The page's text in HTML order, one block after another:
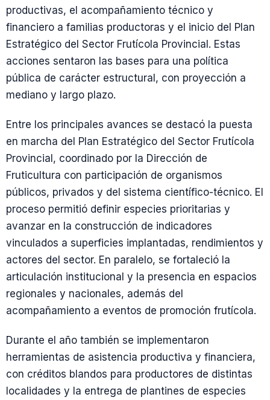
productivas, el acompañamiento técnico y
financiero a familias productoras y el inicio del Plan
Estratégico del Sector Frutícola Provincial. Estas
acciones sentaron las bases para una política
pública de carácter estructural, con proyección a
mediano y largo plazo.
Entre los principales avances se destacó la puesta
en marcha del Plan Estratégico del Sector Frutícola
Provincial, coordinado por la Dirección de
Fruticultura con participación de organismos
públicos, privados y del sistema científico-técnico. El
proceso permitió definir especies prioritarias y
avanzar en la construcción de indicadores
vinculados a superficies implantadas, rendimientos y
actores del sector. En paralelo, se fortaleció la
articulación institucional y la presencia en espacios
regionales y nacionales, además del
acompañamiento a eventos de promoción frutícola.
Durante el año también se implementaron
herramientas de asistencia productiva y financiera,
con créditos blandos para productores de distintas
localidades y la entrega de plantines de especies